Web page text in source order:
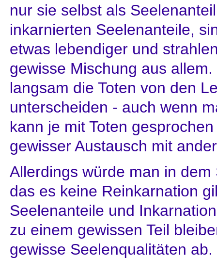
nur sie selbst als
inkarnierten Seelenanteile,
etwas lebendiger und
gewisse Mischung aus
langsam die Toten von den
unterscheiden - auch wenn
kann je mit Toten
gewisser Austausch mit
Allerdings würde man in
das es keine Reinkarnation
Seelenanteile und
zu einem gewissen Teil
gewisse Seelenqualitäten